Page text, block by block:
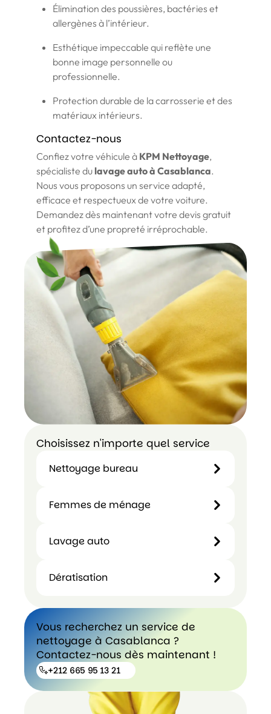
Élimination des poussières, bactéries et
allergènes à l’intérieur.
Esthétique impeccable qui reflète une
bonne image personnelle ou
professionnelle.
Protection durable de la carrosserie et des
matériaux intérieurs.
Contactez-nous
Confiez votre véhicule à KPM Nettoyage,
spécialiste du lavage auto à Casablanca.
Nous vous proposons un service adapté,
efficace et respectueux de votre voiture.
Demandez dès maintenant votre devis gratuit
et profitez d’une propreté irréprochable.
Choisissez n'importe quel service
Nettoyage bureau
bureau
Femmes de ménage
Lavage auto
Dératisation
Vous recherchez un service de
nettoyage à Casablanca ?
Contactez-nous dès maintenant !
+212 665 95 13 21